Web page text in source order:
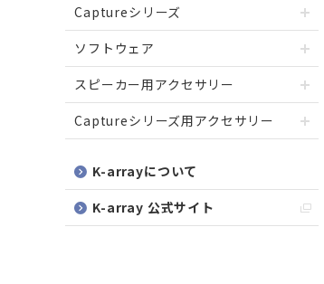
Captureシリーズ
ソフトウェア
スピーカー用アクセサリー
Captureシリーズ用アクセサリー
K-arrayについて
K-array 公式サイト